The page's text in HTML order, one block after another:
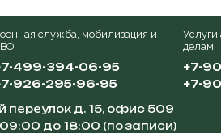
служба, мобилизация и
499-394-06-95
926-295-96-95
Услуги
делам
+7-
+7-
переулок д. 15, офис 509
до 18:00 (по записи)